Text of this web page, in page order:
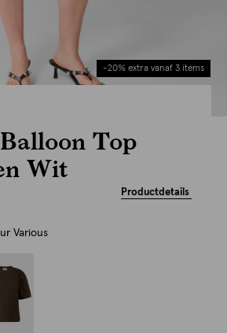
-20% extra vanaf 3 items
Top
Wit
Productdetails
Various